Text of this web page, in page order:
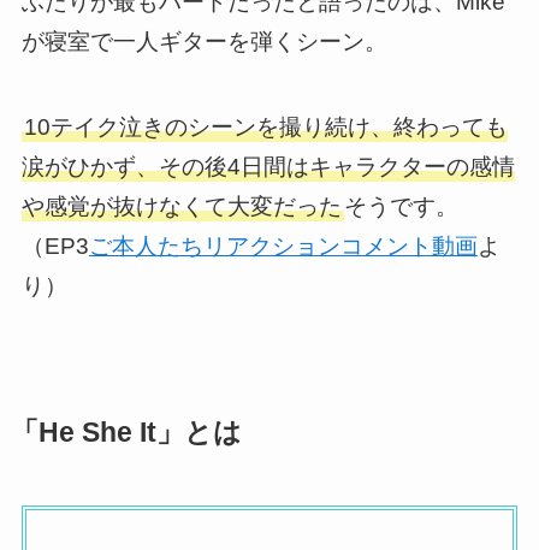
が寝室で一人ギターを弾くシーン。
10テイク泣きのシーンを撮り続け、終わっても
涙がひかず、その後4日間はキャラクターの感情
や感覚が抜けなくて大変だったそうです。
（EP3ご本人たちリアクションコメント動画よ
り）
「He She It」とは